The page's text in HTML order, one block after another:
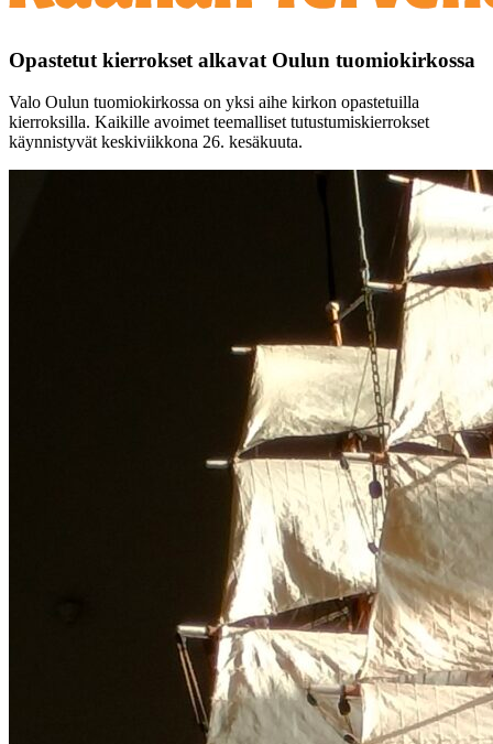
Opastetut kierrokset alkavat Oulun tuomiokirkossa
Valo Oulun tuomiokirkossa on yksi aihe kirkon opastetuilla
kierroksilla. Kaikille avoimet teemalliset tutustumiskierrokset
käynnistyvät keskiviikkona 26. kesäkuuta.